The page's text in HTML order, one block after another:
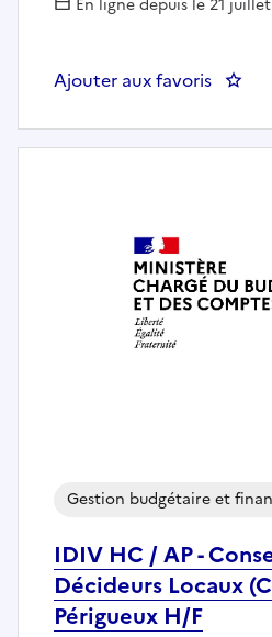
Ajouter aux favoris :
IDIV HC / AP -
Décideurs Locaux
Périgueux H/F
Gestion budgétaire et